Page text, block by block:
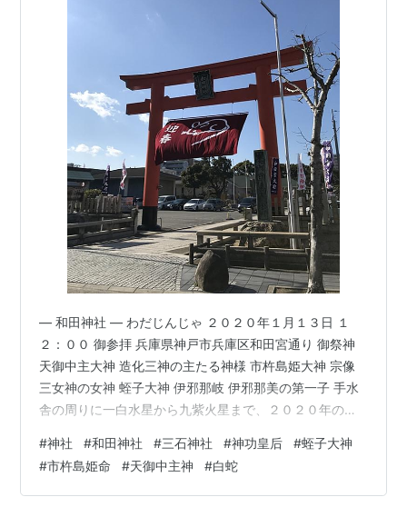
― 和田神社 ― わだじんじゃ ２０２０年１月１３日 １
２：００ 御参拝 兵庫県神戸市兵庫区和田宮通り 御祭神
天御中主大神 造化三神の主たる神様 市杵島姫大神 宗像
三女神の女神 蛭子大神 伊邪那岐 伊邪那美の第一子 手水
舎の周りに一白水星から九紫火星まで、２０２０年の運
くぐりがありました。横８の字に３回くぐります。 茅の
輪くぐりの由来は、蘇民将来。
yatutama.hatenablog.com 和田神社の由緒です。 ― 蛭
#神社 #和田神社 #三石神社 #神功皇后 #蛭子大神
#市杵島姫命 #天御中主神 #白蛇